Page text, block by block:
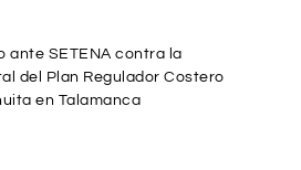
ante SETENA contra la
del Plan Regulador Costero
en Talamanca